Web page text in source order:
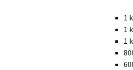
1
1
1